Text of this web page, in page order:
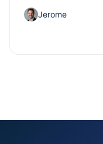
Jerome